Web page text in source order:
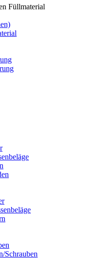
Füllmaterial
Schrauben